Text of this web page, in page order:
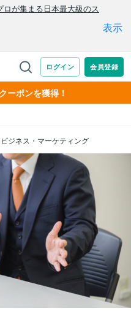
ーポンを獲得！
ビジネス・マーケティング